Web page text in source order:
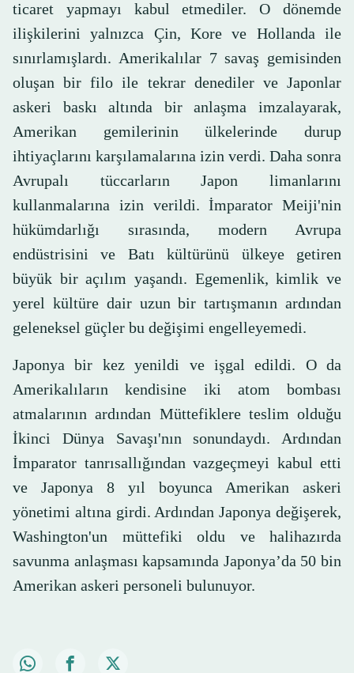
ticaret yapmayı kabul etmediler. O dönemde
ilişkilerini yalnızca Çin, Kore ve Hollanda ile
sınırlamışlardı. Amerikalılar 7 savaş gemisinden
oluşan bir filo ile tekrar denediler ve Japonlar
askeri baskı altında bir anlaşma imzalayarak,
Amerikan gemilerinin ülkelerinde durup
ihtiyaçlarını karşılamalarına izin verdi. Daha sonra
Avrupalı ​​tüccarların Japon limanlarını
kullanmalarına izin verildi. İmparator Meiji'nin
hükümdarlığı sırasında, modern Avrupa
endüstrisini ve Batı kültürünü ülkeye getiren
büyük bir açılım yaşandı. Egemenlik, kimlik ve
yerel kültüre dair uzun bir tartışmanın ardından
geleneksel güçler bu değişimi engelleyemedi.
Japonya bir kez yenildi ve işgal edildi. O da
Amerikalıların kendisine iki atom bombası
atmalarının ardından Müttefiklere teslim olduğu
İkinci Dünya Savaşı'nın sonundaydı. Ardından
İmparator tanrısallığından vazgeçmeyi kabul etti
ve Japonya 8 yıl boyunca Amerikan askeri
yönetimi altına girdi. Ardından Japonya değişerek,
Washington'un müttefiki oldu ve halihazırda
savunma anlaşması kapsamında Japonya’da 50 bin
Amerikan askeri personeli bulunuyor.